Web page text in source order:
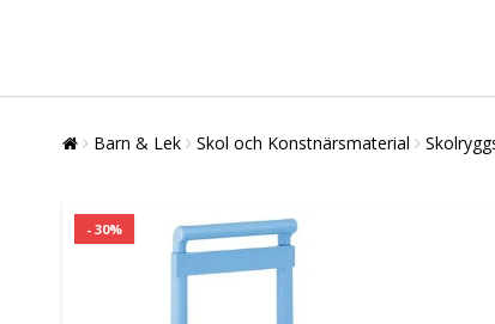
Barn & Lek Skol och Konstnärsmaterial
- 30%